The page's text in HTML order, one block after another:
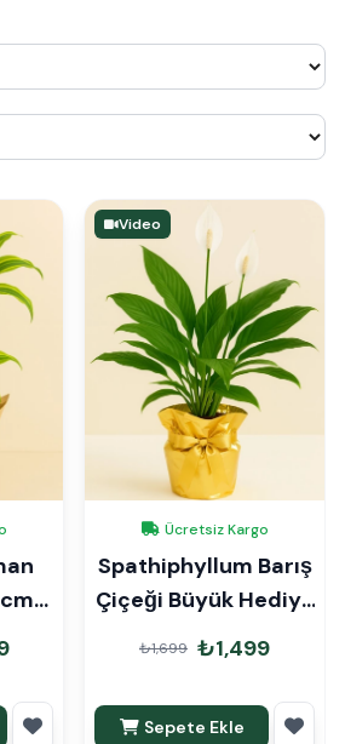
Video
Ücretsiz Kargo
Spathiphyllum Barış
Çiçeği Büyük Hediye
Paketli
₺1,699 ₺1,499
Sepete Ekle